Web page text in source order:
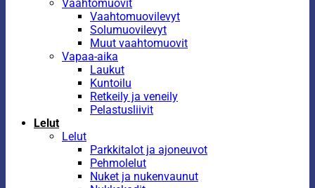
Vaahtomuovit
Vaahtomuovilevyt
Solumuovilevyt
Muut vaahtomuovit
Vapaa-aika
Laukut
Kuntoilu
Retkeily ja veneily
Pelastusliivit
Lelut
Lelut
Parkkitalot ja ajoneuvot
Pehmolelut
Nuket ja nukenvaunut